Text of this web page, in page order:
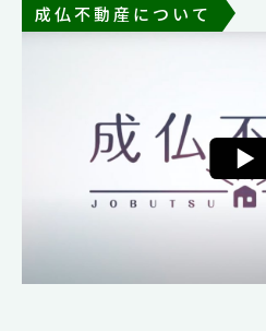
成仏不動産について